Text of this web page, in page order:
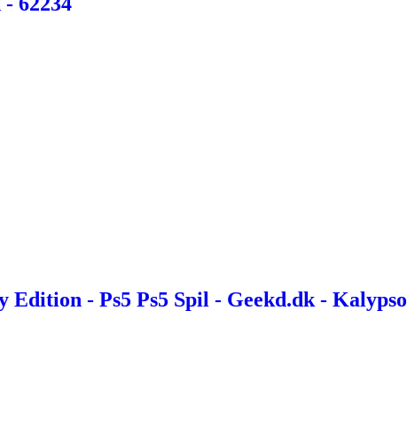
- Ps5 Ps5 Spil - Geekd.dk - Kalypso